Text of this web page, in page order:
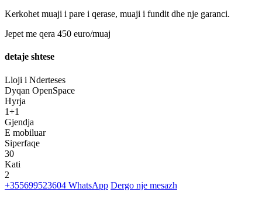
Kerkohet muaji i pare i qerase, muaji i fundit dhe nje garanci.
Jepet me qera 450 euro/muaj
detaje shtese
Lloji i Nderteses
Dyqan OpenSpace
Hyrja
1+1
Gjendja
E mobiluar
Siperfaqe
30
Kati
2
+355699523604 WhatsApp Dergo nje mesazh